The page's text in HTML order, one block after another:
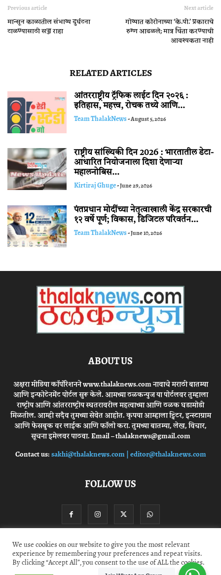
Previous article
मान्सून काळातील संभाव्य दुर्घटना
टाळण्यासाठी सज्ज राहा
Next article
गोव्यात कोरोनाच्या ‘के.पी.’ प्रकाराचे
रुग्ण आढळले; मात्र चिंता करण्याची
आवश्यकता नाही
RELATED ARTICLES
आंतरराष्ट्रीय ट्रॅफिक लाईट दिन २०२६ :
इतिहास, महत्त्व, रोचक तथ्ये आणि...
Team ThalakNews-August 5, 2026
राष्ट्रीय सांख्यिकी दिन 2026 : भारतातील डेटा-
आधारित नियोजनाला दिशा देणाऱ्या
महालनोबिस...
Kirtiraj Ghuge-June 29, 2026
पंतप्रधान मोदींच्या नेतृत्वाखाली केंद्र सरकारची
१२ वर्षे पूर्ण; विकास, डिजिटल परिवर्तन...
Team ThalakNews-June 10, 2026
ABOUT US
अक्षरा मीडिया कॉर्पोरेशनने www.thalaknews.com नावाचे मराठी बातम्या
आणि इन्फोटेनमेंट पोर्टल सुरू केले. आमच्या ठळकन्युज या पोर्टलवर तुम्हाला
राष्ट्रीय आणि आंतरराष्ट्रीय स्घतरावरील महत्वाच्या आणि ठळक घडामोडी
मिळतील. आम्ही सदैव तुमच्या सेवेत आहोत. कृपया आम्हाला ट्विटर, इन्स्टाग्राम
आणि फेसबुक वर लाईक आणि फॉलो करा. तुमच्या बातम्या, लेख, विचार,
सूचना इमेलवर पाठवा. Email – thalaknews@gmail.com
Contact us:sakhi@thalaknews.com | editor@thalaknews.com
FOLLOW US
Privacy Policy Contact Us
We use cookies on our website to give you the most relevant
experience by remembering your preferences and repeat visits.
By clicking “Accept All”, you consent to the use of ALL the cookies.